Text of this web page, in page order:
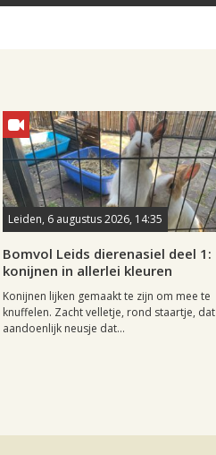
Leiden, 6 augustus 2026, 14:35
Bomvol Leids dierenasiel deel 1:
konijnen in allerlei kleuren
Konijnen lijken gemaakt te zijn om mee te
knuffelen. Zacht velletje, rond staartje, dat
aandoenlijk neusje dat...